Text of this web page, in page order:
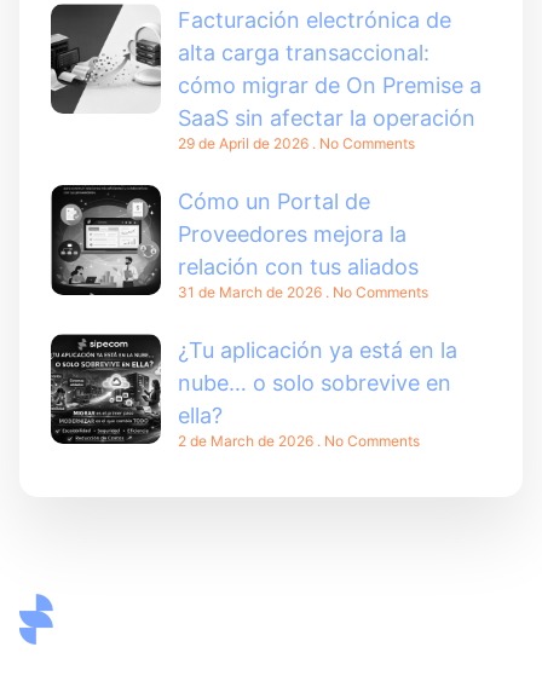
Facturación electrónica de
alta carga transaccional:
cómo migrar de On Premise a
SaaS sin afectar la operación
29 de April de 2026 No Comments
Cómo un Portal de
Proveedores mejora la
relación con tus aliados
31 de March de 2026 No Comments
¿Tu aplicación ya está en la
nube… o solo sobrevive en
ella?
2 de March de 2026 No Comments